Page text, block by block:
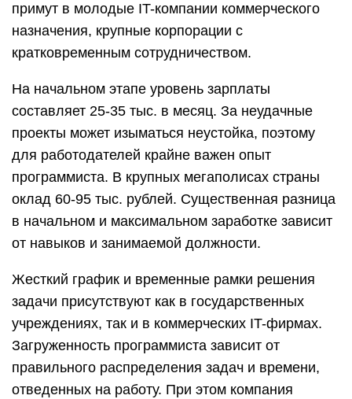
примут в молодые IT-компании коммерческого
назначения, крупные корпорации с
кратковременным сотрудничеством.
На начальном этапе уровень зарплаты
составляет 25-35 тыс. в месяц. За неудачные
проекты может изыматься неустойка, поэтому
для работодателей крайне важен опыт
программиста. В крупных мегаполисах страны
оклад 60-95 тыс. рублей. Существенная разница
в начальном и максимальном заработке зависит
от навыков и занимаемой должности.
Жесткий график и временные рамки решения
задачи присутствуют как в государственных
учреждениях, так и в коммерческих IT-фирмах.
Загруженность программиста зависит от
правильного распределения задач и времени,
отведенных на работу. При этом компания